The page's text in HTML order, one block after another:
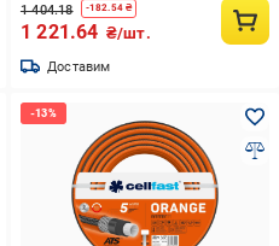
1 404.18 -182.54₴
1 221.64 ₴/шт.
Доставим